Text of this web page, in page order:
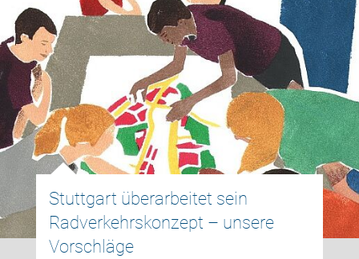
Stuttgart überarbeitet sein
Radverkehrskonzept – unsere
Vorschläge